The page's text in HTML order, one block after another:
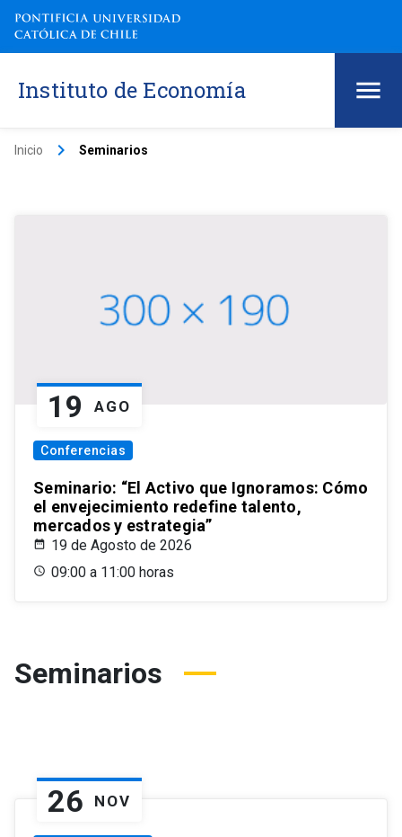
Instituto de Economía
Inicio keyboard_arrow_right Seminarios
19 AGO
Conferencias
Seminario: “El Activo que Ignoramos: Cómo
el envejecimiento redefine talento,
mercados y estrategia”
19 de Agosto de 2026
09:00 a 11:00 horas
Seminarios
26 NOV